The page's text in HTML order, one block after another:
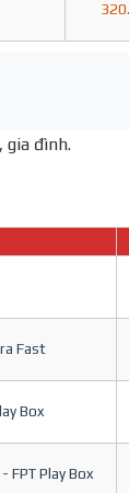
gia đình.
Fast
Box
Play Box